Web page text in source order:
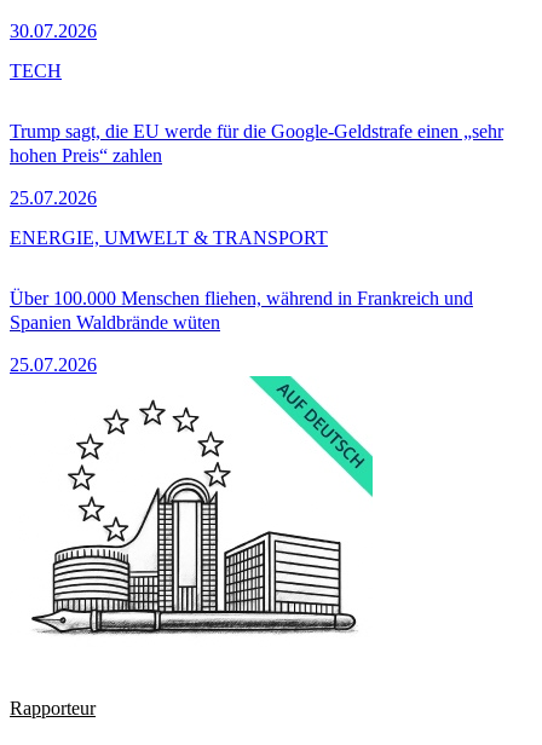
30.07.2026
Trump sagt, die EU werde für die Google-Geldstrafe einen „sehr
hohen Preis“ zahlen
25.07.2026
TECH
Über 100.000 Menschen fliehen, während in Frankreich und
Spanien Waldbrände wüten
25.07.2026
ENERGIE, UMWELT & TRANSPORT
Rapporteur